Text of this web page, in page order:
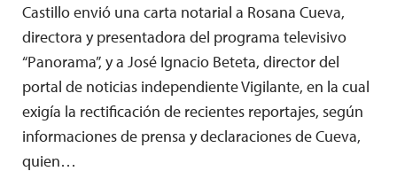
Castillo envió una carta notarial a Rosana Cueva,
directora y presentadora del programa televisivo
“Panorama”, y a José Ignacio Beteta, director del
portal de noticias independiente Vigilante, en la cual
exigía la rectificación de recientes reportajes, según
informaciones de prensa y declaraciones de Cueva,
quien…